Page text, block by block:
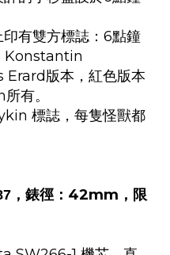
有雙方標誌： 6點鐘
Konstantin
Erard 版本，紅色版本
所有。
標誌，每隻怪獸都
，錶徑： 42mm ，限